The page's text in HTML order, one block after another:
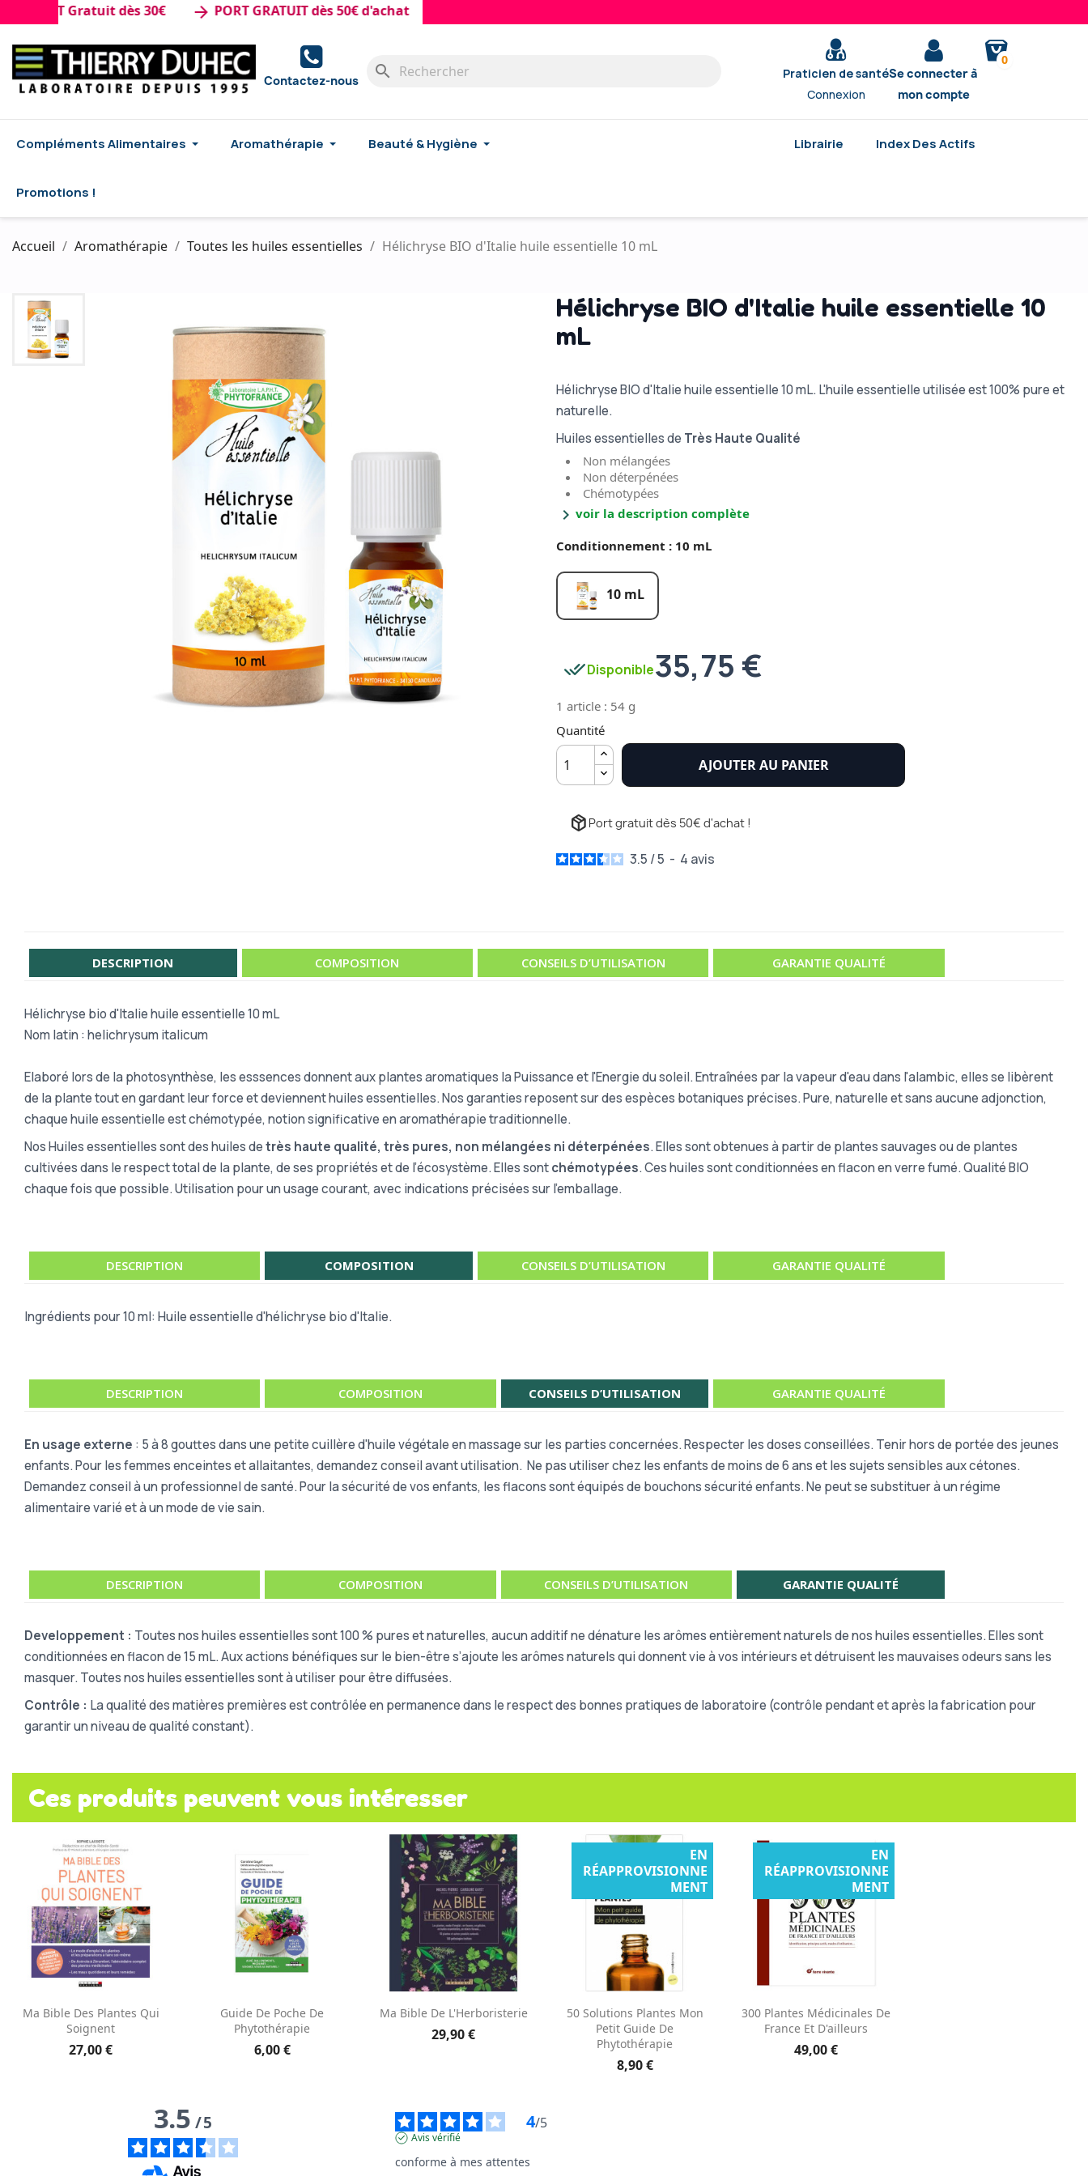
Gratuit dès 30€ arrow_forward PORT GRATUIT dès 50€ d'achat
Contactez-nous search
Praticien de santé
Connexion
Se connecter à
mon compte
0
Compléments Alimentaires Aromathérapie Beauté & Hygiène Librairie Index Des Actifs
Promotions !
Accueil Aromathérapie Toutes les huiles essentielles Hélichryse BIO d'Italie huile essentielle 10 mL
Hélichryse BIO d'Italie huile essentielle 10
mL
Hélichryse BIO d'Italie huile essentielle 10 mL. L'huile essentielle utilisée est 100% pure et
naturelle.
Huiles essentielles de Très Haute Qualité
Non mélangées
Non déterpénées
Chémotypées
chevron_right voir la description complète
Conditionnement : 10 mL
10 mL
done_allDisponible35,75 €
1 article : 54 g
Quantité
AJOUTER AU PANIER
package_2 Port gratuit dès 50€ d'achat !
3.5 /5 - 4 avis
DESCRIPTION COMPOSITION CONSEILS D’UTILISATION GARANTIE QUALITÉ
Hélichryse bio d'Italie huile essentielle 10 mL
Nom latin : helichrysum italicum
Elaboré lors de la photosynthèse, les esssences donnent aux plantes aromatiques la Puissance et l'Energie du soleil. Entraînées par la vapeur d'eau dans l'alambic, elles se libèrent
de la plante tout en gardant leur force et deviennent huiles essentielles. Nos garanties reposent sur des espèces botaniques précises. Pure, naturelle et sans aucune adjonction,
chaque huile essentielle est chémotypée, notion significative en aromathérapie traditionnelle.
Nos Huiles essentielles sont des huiles detrès haute qualité, très pures, non mélangées ni déterpénées. Elles sont obtenues à partir de plantes sauvages ou de plantes
cultivées dans le respect total de la plante, de ses propriétés et de l’écosystème. Elles sontchémotypées. Ces huiles sont conditionnées en flacon en verre fumé. Qualité BIO
chaque fois que possible. Utilisation pour un usage courant, avec indications précisées sur l’emballage.
DESCRIPTION COMPOSITION CONSEILS D’UTILISATION GARANTIE QUALITÉ
Ingrédients pour 10 ml: Huile essentielle d'hélichryse bio d'Italie.
DESCRIPTION COMPOSITION CONSEILS D’UTILISATION GARANTIE QUALITÉ
En usage externe : 5 à 8 gouttes dans une petite cuillère d'huile végétale en massage sur les parties concernées. Respecter les doses conseillées. Tenir hors de portée des jeunes
enfants. Pour les femmes enceintes et allaitantes, demandez conseil avant utilisation. Ne pas utiliser chez les enfants de moins de 6 ans et les sujets sensibles aux cétones.
Demandez conseil à un professionnel de santé. Pour la sécurité de vos enfants, les flacons sont équipés de bouchons sécurité enfants.Ne peut se substituer à un régime
alimentaire varié et à un mode de vie sain.
DESCRIPTION COMPOSITION CONSEILS D’UTILISATION GARANTIE QUALITÉ
Developpement : Toutes nos huiles essentielles sont 100 % pures et naturelles, aucun additif ne dénature les arômes entièrement naturels de nos huiles essentielles. Elles sont
conditionnées en flacon de 15 mL. Aux actions bénéfiques sur le bien-être s’ajoute les arômes naturels qui donnent vie à vos intérieurs et détruisent les mauvaises odeurs sans les
masquer. Toutes nos huiles essentielles sont à utiliser pour être diffusées.
Contrôle : La qualité des matières premières est contrôlée en permanence dans le respect des bonnes pratiques de laboratoire (contrôle pendant et après la fabrication pour
garantir un niveau de qualité constant).
Ces produits peuvent vous intéresser
Aperçu rapide
Ma Bible Des Plantes Qui
Soignent
27,00 €
Aperçu rapide
Guide De Poche De
Phytothérapie
6,00 €
Aperçu rapide
Ma Bible De L'Herboristerie
29,90 €
Aperçu rapide
50 Solutions Plantes Mon
Petit Guide De
Phytothérapie
8,90 €
EN
RÉAPPROVISIONNE
MENT
Aperçu rapide
300 Plantes Médicinales De
France Et D'ailleurs
49,00 €
EN
RÉAPPROVISIONNE
MENT
3.5/5 4/5
Avis vérifié
conforme à mes attentes